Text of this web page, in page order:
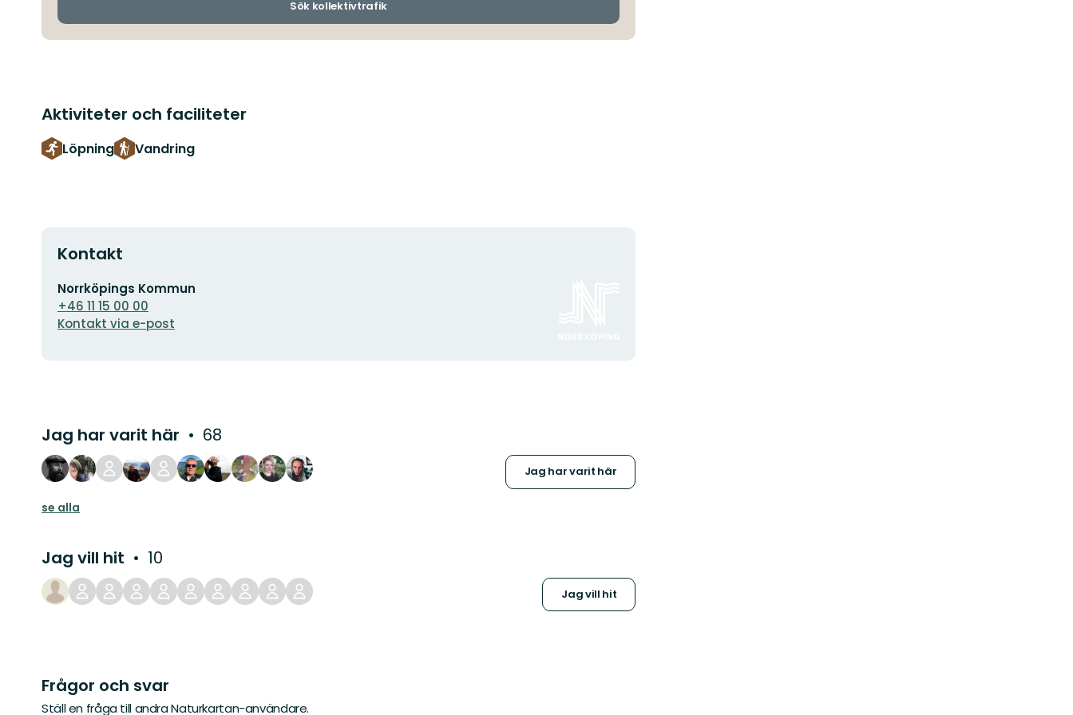
Sök kollektivtrafik
Aktiviteter och faciliteter
Löpning Vandring
Kontakt
E-
postadress
Norrköpings Kommun
+46 11 15 00 00
Kontakt via e-post
Jag har varit här 68
Jag har varit här
se alla
Jag vill hit 10
Jag vill hit
Frågor och svar
Ställ en fråga till andra Naturkartan-användare.